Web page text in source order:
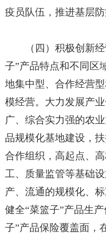
疫员队伍，推进基层防
（四）积极创新经
子”产品特点和不同区
地集中型、合作经营
模经营。大力发展产
广、综合实力强的农
品规模化基地建设，
合作组织，高起点、
工、质量监管等基础
产、流通的规模化、
健全“菜篮子”产品生
子”产品保险覆盖面，